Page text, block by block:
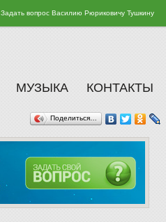
Задать вопрос Василию Рюриковичу Тушкину
МУЗЫКА КОНТАКТЫ
Поделиться…